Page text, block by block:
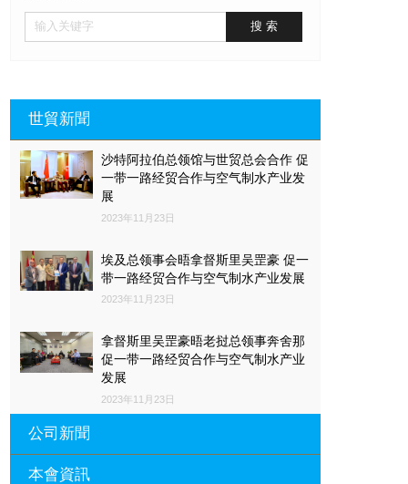
大家都是跨境電商的新生力量，都太有創意啦~
們北方的習俗是吃餃子，中午我們除了豐盛的午餐外，還特意準備
大的句號，我們雖然告別了三天的美好時光，但是我們收穫到了新
的知識，認識了新的朋友。這只是我們成長道路上的一段精彩的旅
程。接下來，我們還會經歷各種各樣的“冒險”，願各位同學在接下
來的旅程中不斷的成長，不斷的強大自己！加油，我們會在同學們
的身後支持你們。 世貿聯合基金總會青年創新及科技發展基金主
席楊向傑教授也來到創客空間給同學們發表畢業致辭~~
香港、臺灣的文化交流，不只是學習，不只是在一起三天兩夜的朝
夕相處、同吃同住，更是彼此文化的點滴交融，是世貿聯合基金總
回頭看看我們共同學習的一段時光，多的是美好的回憶，多的是學
到的新知識。 親愛的同學們!身處順境時，要好風憑藉力，乘長風
破萬里浪;昔日的艱難求索，彌足珍貴。“去日不可追，來日猶可
趕路!往後的歲月，我會為你們點點滴滴的成功而歡呼，為你們的
飛速發展而狂喜，為你們日新月異的變化而振奮。 何當共飲潭江
水，卻話開僑夜雨時，“天地輪回，光陰轉，一百年太久，只爭朝
夕。”長叮嚀、短囑咐，千言萬語化作一句話：“為了更好地擁有明
天，讓我們努力地開拓今天吧!請記住，你們永遠是最棒的!”
世貿新聞
沙特阿拉伯总领馆与世贸总会合作 促
一带一路经贸合作与空气制水产业发
展
2023年11月23日
埃及总领事会晤拿督斯里吴罡豪 促一
带一路经贸合作与空气制水产业发展
2023年11月23日
拿督斯里吴罡豪晤老挝总领事奔舍那
促一带一路经贸合作与空气制水产业
发展
2023年11月23日
公司新聞
本會資訊